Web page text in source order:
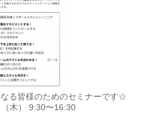
る皆様のためのセミナーです☆
木） 9:30〜16:30